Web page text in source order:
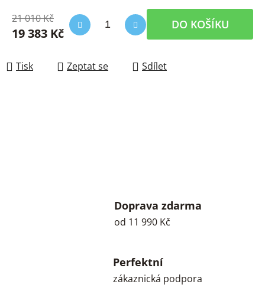
21 010 Kč
19 383 Kč
DO KOŠÍKU
Tisk Zeptat se Sdílet
Doprava zdarma
od 11 990 Kč
Perfektní
zákaznická podpora